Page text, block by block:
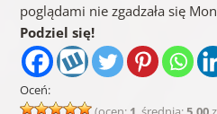
poglądami nie zgadzała się
Podziel się!
Oceń: